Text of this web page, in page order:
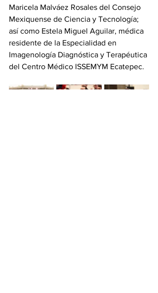
Maricela Malváez Rosales del Consejo
Mexiquense de Ciencia y Tecnología;
así como Estela Miguel Aguilar, médica
residente de la Especialidad en
Imagenología Diagnóstica y Terapéutica
del Centro Médico ISSEMYM Ecatepec.